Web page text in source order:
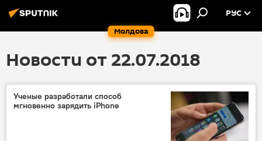
Молдова
РУС
Новости от 22.07.2018
Ученые разработали способ
мгновенно зарядить iPhone